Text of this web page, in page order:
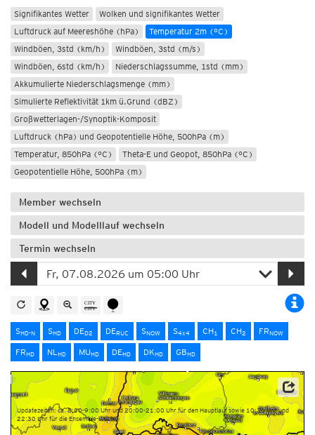
Signifikantes Wetter
Wolken und signifikantes Wetter
Luftdruck auf Meereshöhe (hPa)
Temperatur 2m (°C)
Windböen, 3std (km/h)
Windböen, 3std (m/s)
Windböen, 6std (km/h)
Niederschlagssumme, 1std (mm)
Akkumulierte Niederschlagsmenge (mm)
Simulierte Reflektivität 1km ü.Grund (dBZ)
Großwetterlagen-/Synoptik-Komposit
Luftdruck (hPa) und Geopotentielle Höhe, 500hPa (m)
Temperatur, 850hPa (°C)
Theta-E und Geopot, 850hPa (°C)
Geopotentielle Höhe, 500hPa (m)
Member wechseln
Modell und Modelllauf wechseln
Termin wechseln
SHD-N SHD DED2 DERUC SNOW S4x4 CH1 CH2 FRNOW
FRHD NLHD MUHD DEHD DKHD GBHD
Updatezeiten: ca. 8:00-9:00 Uhr und 20:00-21:00 Uhr für den Hauptlauf sowie 10:30 Uhr und
22:30 Uhr für die Ensemble-Werte
Dieser Service basiert auf Daten und Produkten des Europäischen Zentrums für mittelfristige
Wettervorhersage (ECMWF)